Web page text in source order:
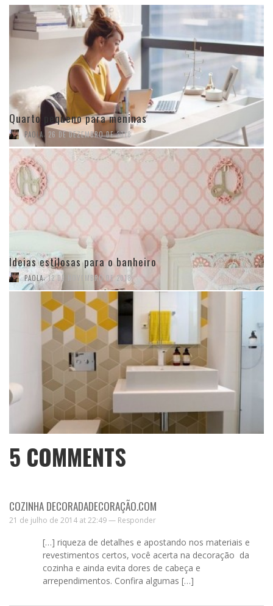
Quarto pequeno para meninas
PAOLA, 26 DE DEZEMBRO DE 2018
Ideias estilosas para o banheiro
PAOLA, 12 DE NOVEMBRO DE 2018
5 COMMENTS
COZINHA DECORADADECORAÇÃO.COM
21 de julho de 2014 at 22:49 — Responder
[…] riqueza de detalhes e apostando nos materiais e
revestimentos certos, você acerta na decoração da
cozinha e ainda evita dores de cabeça e
arrependimentos. Confira algumas […]